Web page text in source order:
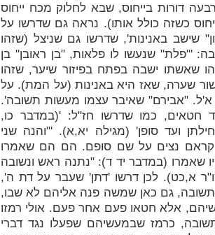
דורות בייחוס, שבא לחלוק מכח ייחוס
כשזה כולל אותו). נראה גם שדרשו על
שישב באנינות', שדרשו גם שניצל (שזהו
'"פלת" שנעשו לו פלאות, "בן ראובן" בן
שאשתו ישבה בפתח בפיזור שיער, שזהו
שערה, שאז היא באנינות (על המת). על
"אבירם" שאיבר עצמו מעשות תשובה'.
חטאים, כמו שדרשו חז"ל: '(במדבר כו,
ועד סופן' (מגילה יא,א). '"והנה שני
קראם נצים על שם סופם. הם הם שאמרו
שאמרו (במדבר יד ד): "נתנה ראש ונשובה
א,כט). לכן דרשו 'דתן' שעבר על דת ה',
גם כאן שמשה פנה אליהם לא שבו,
אלא חטאו פעם אחר פעם. אולי רמזו
כרמז שבמעשיהם שפעלו נגד דברי